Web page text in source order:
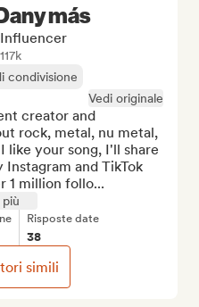
más
117k
condivisione
Vedi originale
creator and
rock, metal, nu metal,
like your song, I'll share
and TikTok
1 million follo...
più
Risposte date
38
simili